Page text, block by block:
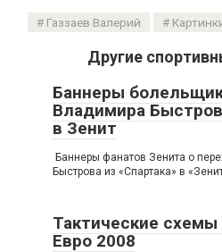
Газзаев Валерий
Другие
Баннеры
Владимира
в Зенит
Баннеры фанатов Зенита о
Быстрова из «Спартака» в
Тактические
Евро 2008